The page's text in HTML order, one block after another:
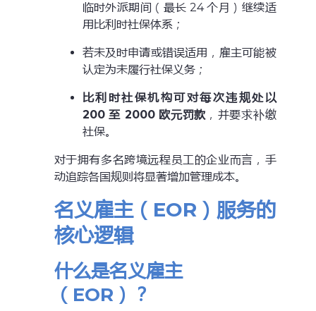
临时外派期间（最长 24 个月）继续适
用比利时社保体系；
若未及时申请或错误适用，雇主可能被
认定为未履行社保义务；
比利时社保机构可对每次违规处以
200 至 2000 欧元罚款 ，并要求补缴
社保。
对于拥有多名跨境远程员工的企业而言，手
动追踪各国规则将显著增加管理成本。
名义雇主（EOR）服务的
核心逻辑
什么是名义雇主
（EOR）？